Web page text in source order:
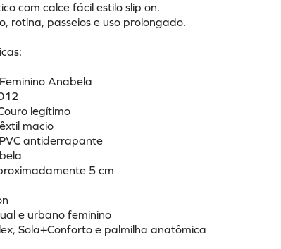
com calce fácil estilo slip on.
rotina, passeios e uso prolongado.
Anabela
legítimo
macio
antiderrapante
5 cm
e urbano feminino
Sola+Conforto e palmilha anatômica